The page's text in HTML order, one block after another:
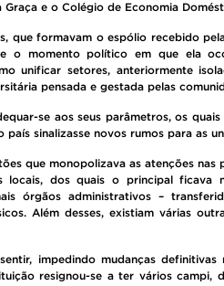
e o Colégio de Economia
que formavam o espólio recebido
o momento político em que ela
unificar setores, anteriormente
pensada e gestada pelas
se aos seus parâmetros, os
sinalizasse novos rumos para as
que monopolizava as atenções nas
locais, dos quais o principal ficava
órgãos administrativos –
Além desses, existiam várias
impedindo mudanças definitivas
resignou-se a ter vários campi,